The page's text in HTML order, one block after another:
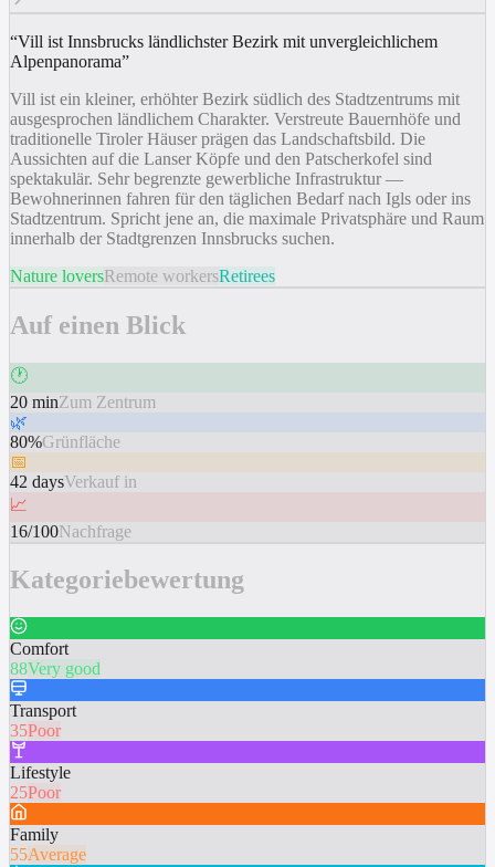
“Vill ist Innsbrucks ländlichster Bezirk mit unvergleichlichem
Alpenpanorama”
Vill ist ein kleiner, erhöhter Bezirk südlich des Stadtzentrums mit
ausgesprochen ländlichem Charakter. Verstreute Bauernhöfe und
traditionelle Tiroler Häuser prägen das Landschaftsbild. Die
Aussichten auf die Lanser Köpfe und den Patscherkofel sind
spektakulär. Sehr begrenzte gewerbliche Infrastruktur —
Bewohnerinnen fahren für den täglichen Bedarf nach Igls oder ins
Stadtzentrum. Spricht jene an, die maximale Privatsphäre und Raum
innerhalb der Stadtgrenzen Innsbrucks suchen.
Nature loversRemote workersRetirees
Auf einen Blick
🕐
20 minZum Zentrum
🌿
80%Grünfläche
📅
42 daysVerkauf in
📈
16/100Nachfrage
Kategoriebewertung
Comfort
88Very good
Transport
35Poor
Lifestyle
25Poor
Family
55Average